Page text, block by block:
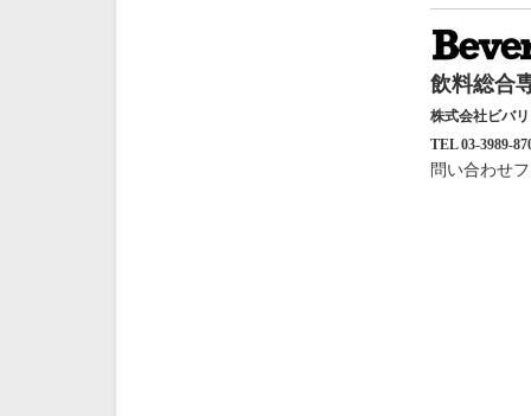
飲料総合
株式会社ビバ
TEL 03-3989-
問い合わせ